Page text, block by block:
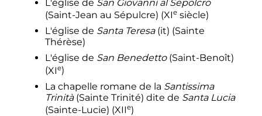
L'église de San Giovanni al Sepolcro
(Saint-Jean au Sépulcre) (XIe siècle)
L'église de Santa Teresa (it) (Sainte
Thérèse)
L'église de San Benedetto(Saint-Benoît)
(XIe)
La chapelle romane de la Santissima
Trinità(Sainte Trinité) dite de Santa Lucia
(Sainte-Lucie) (XIIe)